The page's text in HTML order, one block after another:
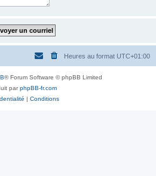
Heures au format UTC+01:00
® Forum Software © phpBB Limited
parphpBB-fr.com
| Conditions